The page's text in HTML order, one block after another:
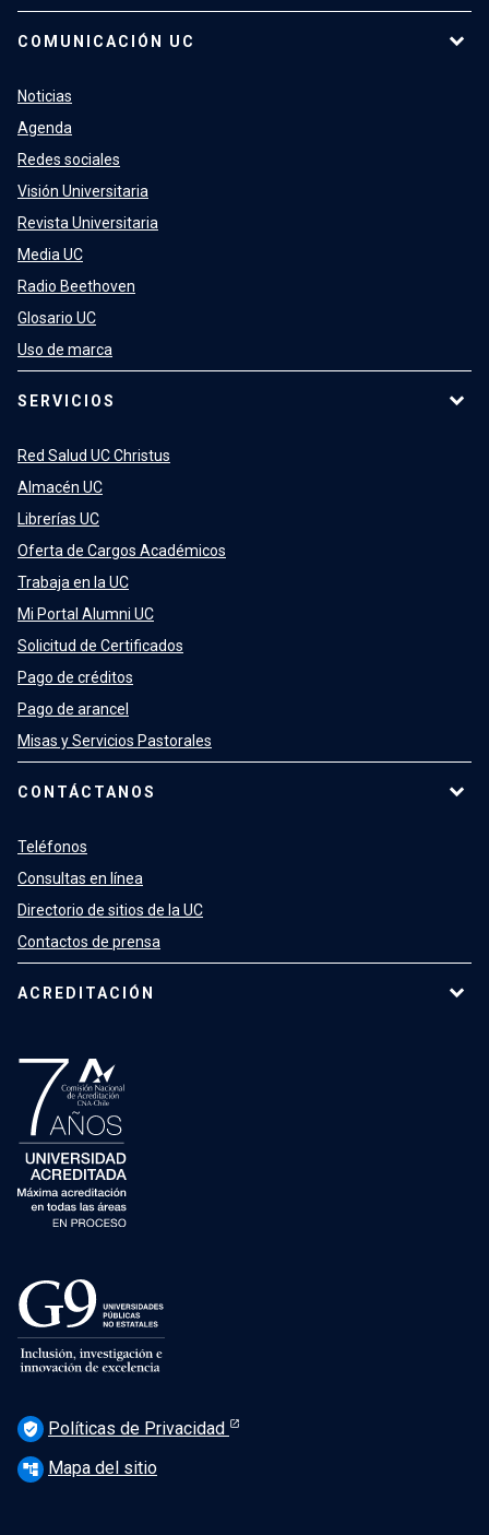
COMUNICACIÓN UC
Noticias
Agenda
Redes sociales
Visión Universitaria
Revista Universitaria
Media UC
Radio Beethoven
Glosario UC
Uso de marca
SERVICIOS
Red Salud UC Christus
Almacén UC
Librerías UC
Oferta de Cargos Académicos
Trabaja en la UC
Mi Portal Alumni UC
Solicitud de Certificados
Pago de créditos
Pago de arancel
Misas y Servicios Pastorales
CONTÁCTANOS
Teléfonos
Consultas en línea
Directorio de sitios de la UC
Contactos de prensa
ACREDITACIÓN
verified_user Políticas de Privacidad
account_tree Mapa del sitio